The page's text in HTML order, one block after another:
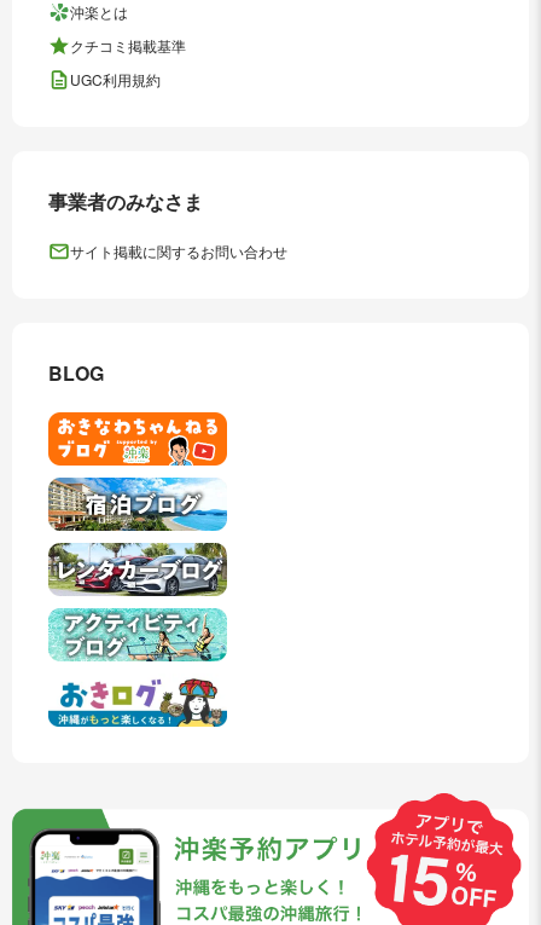
沖楽とは
クチコミ掲載基準
UGC利用規約
事業者のみなさま
サイト掲載に関するお問い合わせ
BLOG